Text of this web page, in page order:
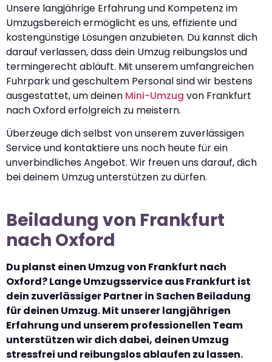
Unsere langjährige Erfahrung und Kompetenz im
Umzugsbereich ermöglicht es uns, effiziente und
kostengünstige Lösungen anzubieten. Du kannst dich
darauf verlassen, dass dein Umzug reibungslos und
termingerecht abläuft. Mit unserem umfangreichen
Fuhrpark und geschultem Personal sind wir bestens
ausgestattet, um deinen Mini-Umzug von Frankfurt
nach Oxford erfolgreich zu meistern.
Überzeuge dich selbst von unserem zuverlässigen
Service und kontaktiere uns noch heute für ein
unverbindliches Angebot. Wir freuen uns darauf, dich
bei deinem Umzug unterstützen zu dürfen.
Beiladung von Frankfurt
nach Oxford
Du planst einen Umzug von Frankfurt nach
Oxford? Lange Umzugsservice aus Frankfurt ist
dein zuverlässiger Partner in Sachen Beiladung
für deinen Umzug. Mit unserer langjährigen
Erfahrung und unserem professionellen Team
unterstützen wir dich dabei, deinen Umzug
stressfrei und reibungslos ablaufen zu lassen.